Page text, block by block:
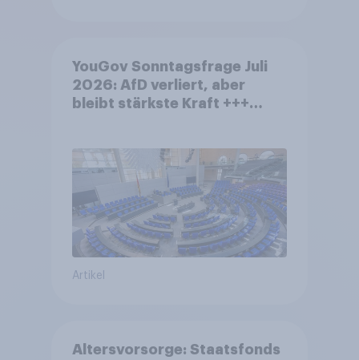
YouGov Sonntagsfrage Juli
2026: AfD verliert, aber
bleibt stärkste Kraft +++
Artikel
Altersvorsorge: Staatsfonds